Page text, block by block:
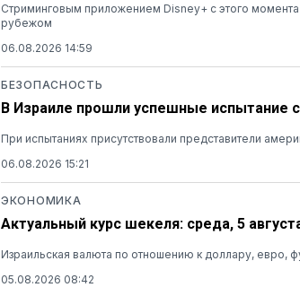
Стриминговым приложением Disney+ с этого
рубежом
06.08.2026 14:59
БЕЗОПАСНОСТЬ
В Израиле прошли успешные испытание
При испытаниях присутствовали представители
06.08.2026 15:21
ЭКОНОМИКА
Актуальный курс шекеля: среда, 5
Израильская валюта по отношению к доллару, евро,
05.08.2026 08:42